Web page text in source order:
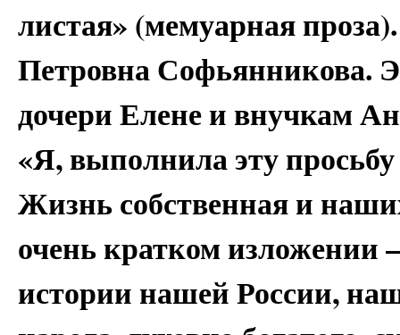
листая» (мемуарная
Петровна Софьянникова.
дочери Елене и внучкам
«Я, выполнила эту
Жизнь собственная и
очень кратком изложении
истории нашей России,